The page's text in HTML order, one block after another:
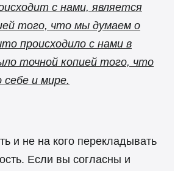
с нами, является
того, что мы думаем о
происходило с нами в
точной копией того, что
и мире.
и не на кого перекладывать
Если вы согласны и